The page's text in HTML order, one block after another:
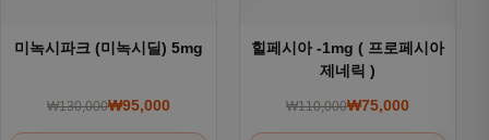
미녹시파크 (미녹시딜) 5mg
₩130,000원래 가격: ₩130,000.
₩95,000
현재 가격: ₩95,000.
힐페시아 -1mg ( 프로페시아
제네릭 )
₩110,000원래 가격:
₩75,000
현재 가격: ₩75,000.